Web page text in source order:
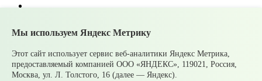
Супруги могут получать социальные
налоговые вычеты за обучение и лечение
друг друга
Мы используем Яндекс Метрику
Этот сайт использует сервис веб-аналитики Яндекс Метрика,
предоставляемый компанией ООО «ЯНДЕКС», 119021, Россия,
Москва, ул. Л. Толстого, 16 (далее — Яндекс).